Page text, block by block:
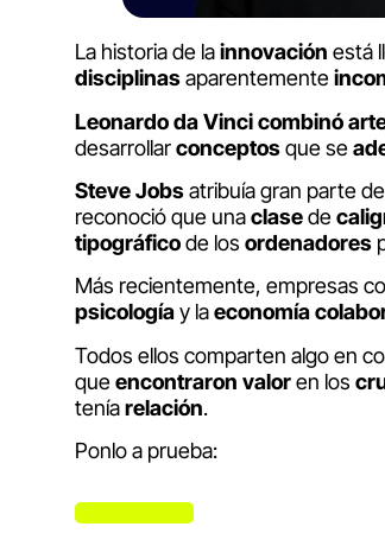
La historia de lainnovación está
disciplinasaparentemente
Leonardo da Vinci combinó
desarrollarconceptosque se
Steve Jobsatribuía gran parte
reconoció que unaclasede
tipográficode los ordenadores
Más recientemente, empresas
psicologíay laeconomía
Todos ellos comparten algo en
queencontraron valoren los
teníarelación.
Ponlo a prueba: